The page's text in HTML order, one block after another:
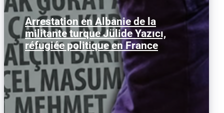
Arrestation en Albanie de la
militante turque Jülide Yazıcı,
réfugiée politique en France
Jülide Yazıcı, militante marxiste et
réfugiée politique turque vivant en
France depuis plus de...